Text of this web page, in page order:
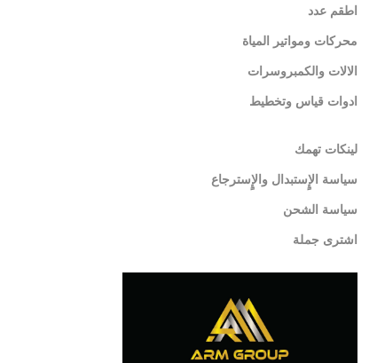
اطقم عدد
محركات ومواتير المياة
الالات والكمبروسرات
ادوات قياس وتخطيط
لينكات تهمك
سياسة الإٍستبدال والإٍسترجاع
سياسة الشحن
اشترى جملة